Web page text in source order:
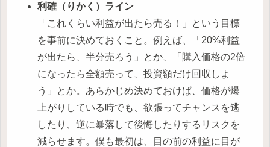
利確（りかく）ライン
「これくらい利益が出たら売る！」という目標
を事前に決めておくこと。例えば、「20%利益
が出たら、半分売ろう」とか、「購入価格の2倍
になったら全額売って、投資額だけ回収しよ
う」とか。あらかじめ決めておけば、価格が爆
上がりしている時でも、欲張ってチャンスを逃
したり、逆に暴落して後悔したりするリスクを
減らせます。僕も最初は、目の前の利益に目が